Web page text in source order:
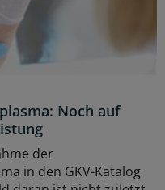
Noch auf
der
in den GKV-Katalog